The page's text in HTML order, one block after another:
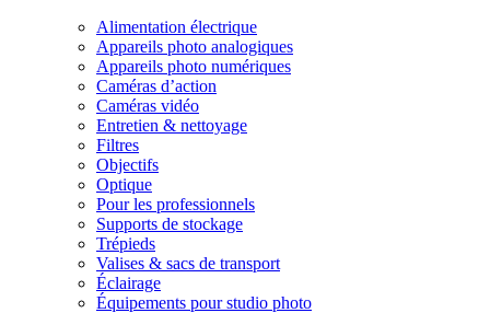
Alimentation électrique
Appareils photo analogiques
Appareils photo numériques
Caméras d’action
Caméras vidéo
Entretien & nettoyage
Filtres
Objectifs
Optique
Pour les professionnels
Supports de stockage
Trépieds
Valises & sacs de transport
Éclairage
Équipements pour studio photo